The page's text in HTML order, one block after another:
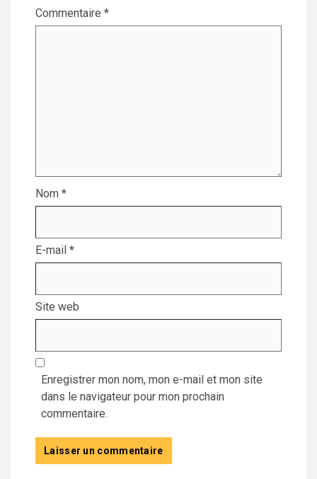
Commentaire *
Nom *
E-mail *
Site web
Enregistrer mon nom, mon e-mail et mon site
dans le navigateur pour mon prochain
commentaire.